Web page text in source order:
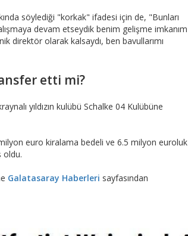
söylediği "korkak" ifadesi için de, "Bunları
devam etseydik benim gelişme imkanım
direktör olarak kalsaydı, ben bavullarımı
etti mi?
yıldızın kulübü Schalke 04 Kulübüne
euro kiralama bedeli ve 6.5 milyon euroluk
oldu.
Galatasaray Haberleri sayfasından